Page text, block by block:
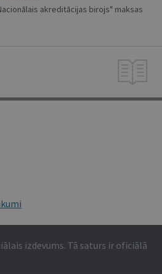
akreditācijas birojs" maksas
izdevums. Tā saturs ir oficiālā